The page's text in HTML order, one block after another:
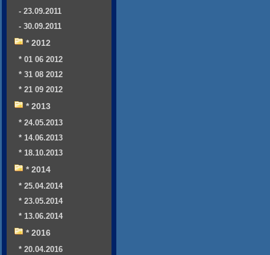
- 23.09.2011
- 30.09.2011
* 2012
* 01 06 2012
* 31 08 2012
* 21 09 2012
* 2013
* 24.05.2013
* 14.06.2013
* 18.10.2013
* 2014
* 25.04.2014
* 23.05.2014
* 13.06.2014
* 2016
* 20.04.2016